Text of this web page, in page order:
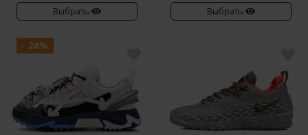
Выбрать Выбрать
- 28%